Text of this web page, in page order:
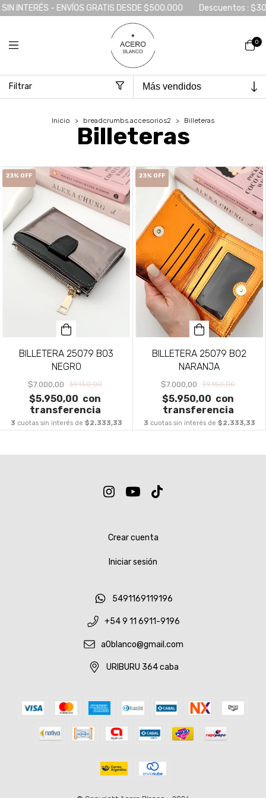
INTERÉS - ENVÍOS GRATIS DESDE $500.000 Descuentos :
0
Filtrar
Inicio > breadcrumbs.accesorios2 > Billeteras
Billeteras
23% OFF
BILLETERA 25079 B03
NEGRO
$7.000,00 $9.150,00
$5.950,00 con
transferencia
3 cuotas sin interés de $2.333,33
23% OFF
BILLETERA 25079 B02
NARANJA
$7.000,00 $9.150,00
$5.950,00 con
transferencia
3 cuotas sin interés de $2.333,33
Crear cuenta
Iniciar sesión
5491169119196
+54 9 11 6911-9196
a0blanco@gmail.com
URIBURU 364 caba